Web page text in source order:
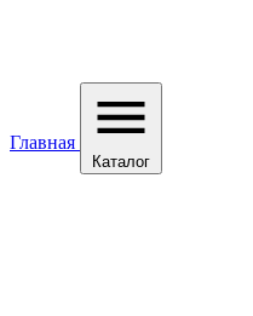
Главная
Каталог